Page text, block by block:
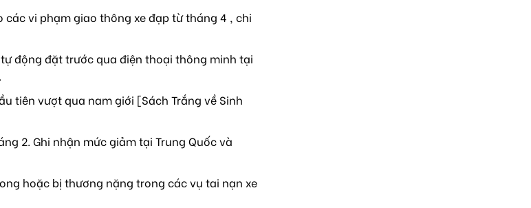
các vi phạm giao thông xe đạp từ tháng 4 , chi
động đặt trước qua điện thoại thông minh tại
tiên vượt qua nam giới [Sách Trắng về Sinh
2. Ghi nhận mức giảm tại Trung Quốc và
hoặc bị thương nặng trong các vụ tai nạn xe